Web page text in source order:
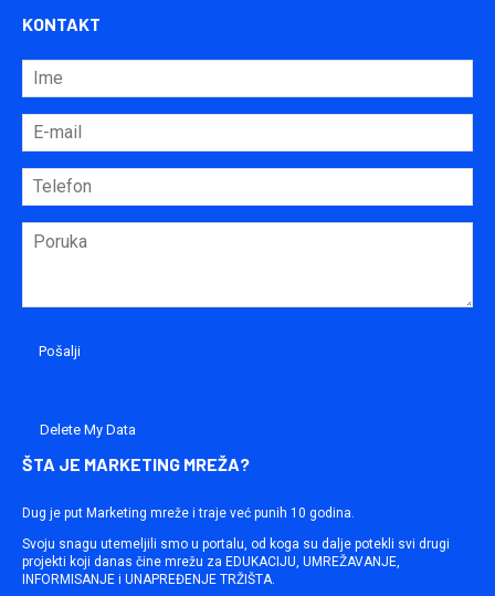
KONTAKT
Delete My Data
ŠTA JE MARKETING MREŽA?
Dug je put Marketing mreže i traje već punih 10 godina.
Svoju snagu utemeljili smo u portalu, od koga su dalje potekli svi drugi
projekti koji danas čine mrežu za EDUKACIJU, UMREŽAVANJE,
INFORMISANJE i UNAPREĐENJE TRŽIŠTA.